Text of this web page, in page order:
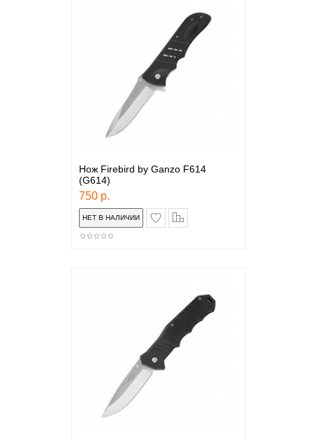
Нож Firebird by Ganzo F614
(G614)
750 р.
в закладки